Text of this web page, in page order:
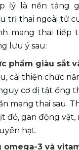
lý là nền tảng
trị thai ngoài tử
mang thai tiếp
lưu ý sau:
phẩm giàu sắt
cải thiện chức
cơ dị tật ống
mang thai sau.
đỏ, gan động vật,
hạt.
omega-3 và